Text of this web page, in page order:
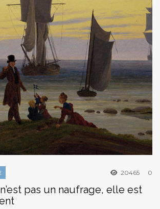
20465 0
pas un naufrage, elle est